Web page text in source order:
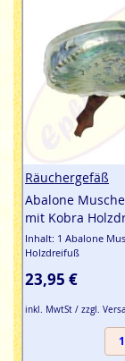
eins für die
bestellen &
Räuchergefäß
Abalone
mit Kobra
Inhalt: 1 Abalone
Holzdreifuß
23,95 €
inkl. MwtSt / zzgl.